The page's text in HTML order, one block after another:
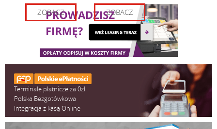
ZOBACZ ZOBACZ
Terminale płatnicze za 0zł
Polska Bezgotówkowa
Integracja z kasą Online